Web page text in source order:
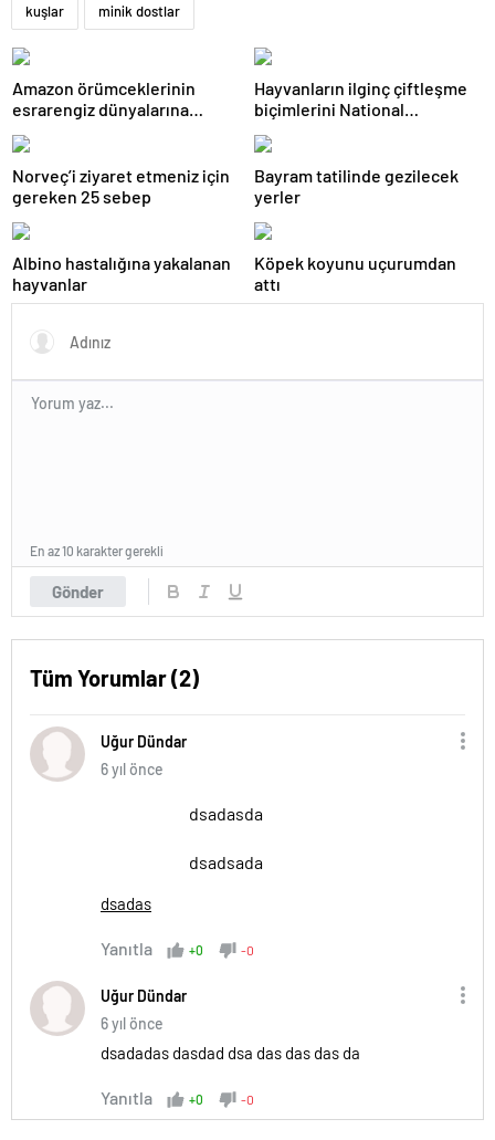
kuşlar minik dostlar
Amazon örümceklerinin
esrarengiz dünyalarına
Hayvanların ilginç çiftleşme
biçimlerini National
Norveç’i ziyaret etmeniz için
gereken 25 sebep
Bayram tatilinde gezilecek
yerler
Albino hastalığına yakalanan
hayvanlar
Köpek koyunu uçurumdan
attı
Gönder
En az 10 karakter gerekli
Tüm Yorumlar (2)
Uğur Dündar
6 yıl önce
dsadasda
dsadsada
dsadas
Yanıtla +0 -0
Uğur Dündar
6 yıl önce
dsadadas dasdad dsa das das das da
Yanıtla +0 -0